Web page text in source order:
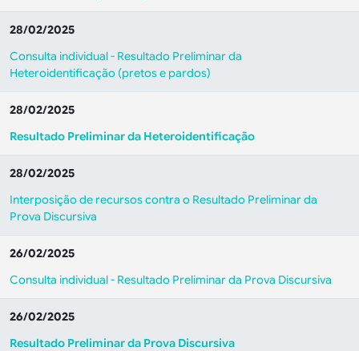
28/02/2025
Consulta individual - Resultado Preliminar da
Heteroidentificação (pretos e pardos)
28/02/2025
Resultado Preliminar da Heteroidentificação
28/02/2025
Interposição de recursos contra o Resultado Preliminar da
Prova Discursiva
26/02/2025
Consulta individual - Resultado Preliminar da Prova Discursiva
26/02/2025
Resultado Preliminar da Prova Discursiva